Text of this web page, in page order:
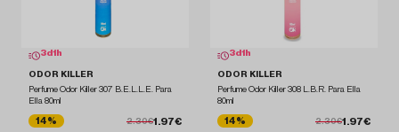
3d 1 h
ODOR KILLER
Perfume Odor Killer 307 B.E.L.L.E. Para
Ella 80ml
14% 2.30€1.97€
3d 1 h
ODOR KILLER
Perfume Odor Killer 308 L.B.R. Para Ella
80ml
14% 2.30€1.97€